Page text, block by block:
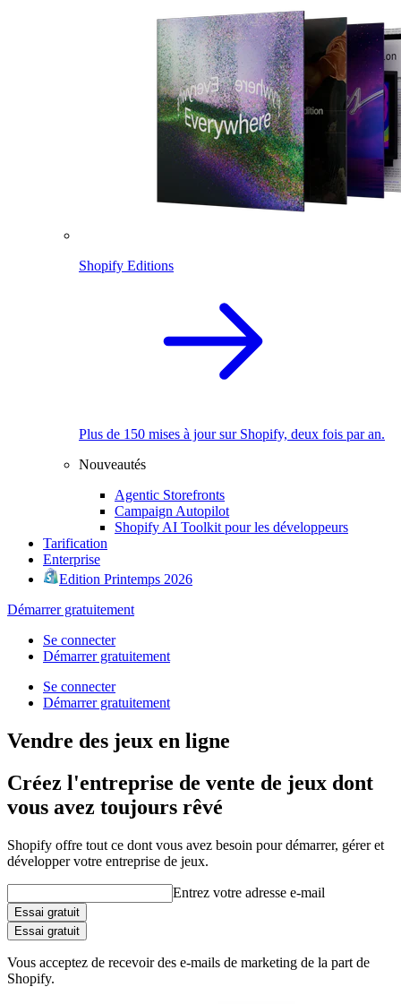
Shopify Editions
Plus de 150 mises à jour sur Shopify, deux fois par an.
Nouveautés
Agentic Storefronts
Campaign Autopilot
Shopify AI Toolkit pour les développeurs
Tarification
Enterprise
Edition Printemps 2026
Démarrer gratuitement
Se connecter
Démarrer gratuitement
Se connecter
Démarrer gratuitement
Vendre des jeux en ligne
Créez l'entreprise de vente de jeux dont
vous avez toujours rêvé
Shopify offre tout ce dont vous avez besoin pour démarrer, gérer et
développer votre entreprise de jeux.
Entrez votre adresse e-mail
Essai gratuit
Essai gratuit
Vous acceptez de recevoir des e-mails de marketing de la part de
Shopify.